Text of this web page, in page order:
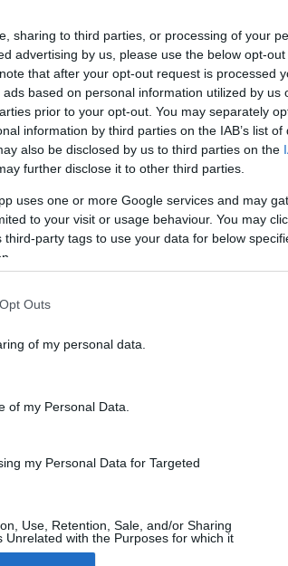
sharing to third parties, or processing of your
advertising by us, please use the below opt-
that after your opt-out request is processed
based on personal information utilized by us
prior to your opt-out. You may separately
information by third parties on the IAB’s list of
also be disclosed by us to third parties on the
further disclose it to other third parties.
uses one or more Google services and may
to your visit or usage behaviour. You may
party tags to use your data for below
Outs
of my personal data.
of my Personal Data.
my Personal Data for Targeted
Use, Retention, Sale, and/or Sharing
Unrelated with the Purposes for which it